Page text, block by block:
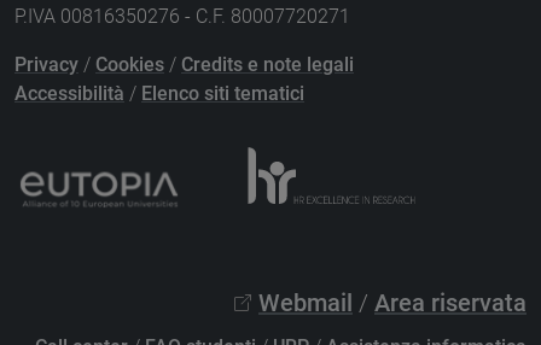
P.IVA 00816350276 - C.F. 80007720271
Privacy / Cookies / Credits e note legali
Accessibilità / Elenco siti tematici
Webmail / Area riservata